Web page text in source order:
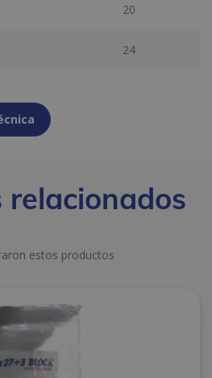
20
24
relacionados
estos productos